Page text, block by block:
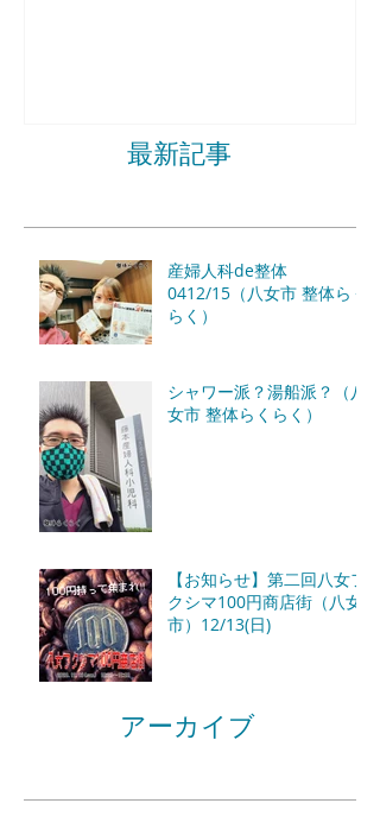
最新記事
産婦人科de整体
0412/15（八女市 整体らく
らく）
シャワー派？湯船派？（八
女市 整体らくらく）
【お知らせ】第二回八女フ
クシマ100円商店街（八女
市）12/13(日)
アーカイブ